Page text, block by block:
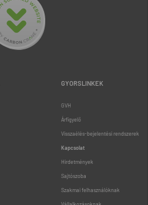
GYORSLINKEK
GVH
Árfigyelő
Visszaélés-bejelentési rendszerek
Kapcsolat
Hirdetmények
Sajtószoba
Szakmai felhasználóknak